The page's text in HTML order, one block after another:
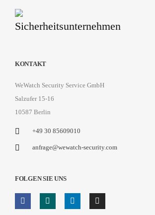
KONTAKT
WeWatch Security Service GmbH
Salzufer 15-16
10587 Berlin
+49 30 85609010
anfrage@wewatch-security.com
FOLGEN SIE UNS